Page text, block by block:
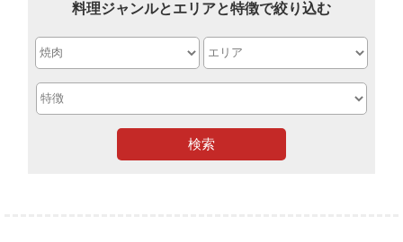
料理ジャンルとエリアと特徴で絞り込む
検索